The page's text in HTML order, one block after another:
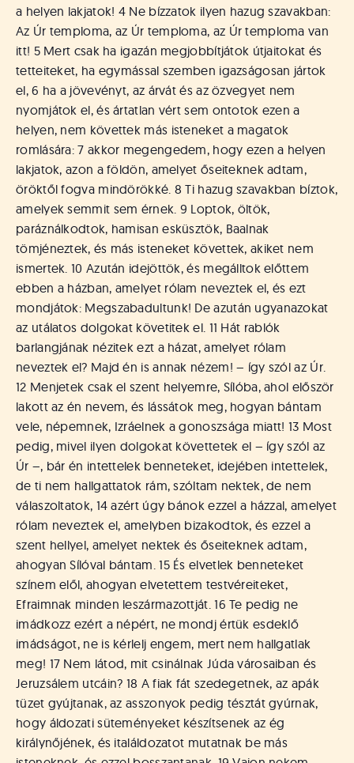
a helyen lakjatok! 4 Ne bízzatok ilyen hazug szavakban:
Az Úr temploma, az Úr temploma, az Úr temploma van
itt! 5 Mert csak ha igazán megjobbítjátok útjaitokat és
tetteiteket, ha egymással szemben igazságosan jártok
el, 6 ha a jövevényt, az árvát és az özvegyet nem
nyomjátok el, és ártatlan vért sem ontotok ezen a
helyen, nem követtek más isteneket a magatok
romlására: 7 akkor megengedem, hogy ezen a helyen
lakjatok, azon a földön, amelyet őseiteknek adtam,
öröktől fogva mindörökké. 8 Ti hazug szavakban bíztok,
amelyek semmit sem érnek. 9 Loptok, öltök,
paráználkodtok, hamisan esküsztök, Baalnak
tömjéneztek, és más isteneket követtek, akiket nem
ismertek. 10 Azután idejöttök, és megálltok előttem
ebben a házban, amelyet rólam neveztek el, és ezt
mondjátok: Megszabadultunk! De azután ugyanazokat
az utálatos dolgokat követitek el. 11 Hát rablók
barlangjának nézitek ezt a házat, amelyet rólam
neveztek el? Majd én is annak nézem! – így szól az Úr.
12 Menjetek csak el szent helyemre, Sílóba, ahol először
lakott az én nevem, és lássátok meg, hogyan bántam
vele, népemnek, Izráelnek a gonoszsága miatt! 13 Most
pedig, mivel ilyen dolgokat követtetek el – így szól az
Úr –, bár én intettelek benneteket, idejében intettelek,
de ti nem hallgattatok rám, szóltam nektek, de nem
válaszoltatok, 14 azért úgy bánok ezzel a házzal, amelyet
rólam neveztek el, amelyben bizakodtok, és ezzel a
szent hellyel, amelyet nektek és őseiteknek adtam,
ahogyan Sílóval bántam. 15 És elvetlek benneteket
színem elől, ahogyan elvetettem testvéreiteket,
Efraimnak minden leszármazottját. 16 Te pedig ne
imádkozz ezért a népért, ne mondj értük esdeklő
imádságot, ne is kérlelj engem, mert nem hallgatlak
meg! 17 Nem látod, mit csinálnak Júda városaiban és
Jeruzsálem utcáin? 18 A fiak fát szedegetnek, az apák
tüzet gyújtanak, az asszonyok pedig tésztát gyúrnak,
hogy áldozati süteményeket készítsenek az ég
királynőjének, és italáldozatot mutatnak be más